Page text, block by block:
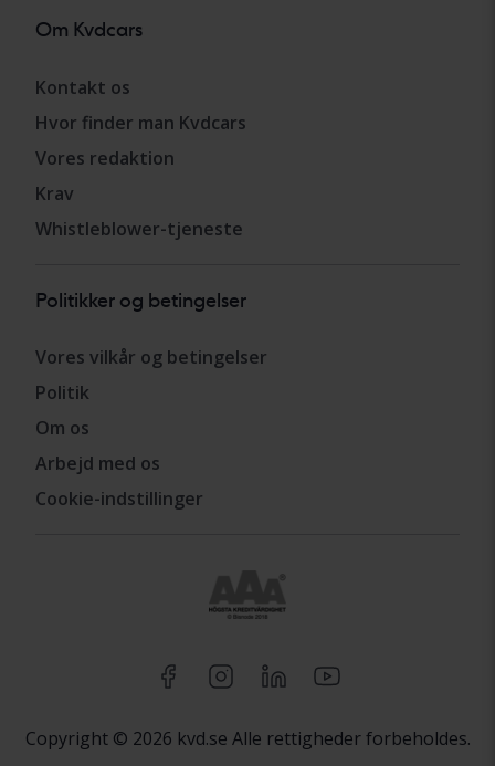
Om Kvdcars
Kontakt os
Hvor finder man Kvdcars
Vores redaktion
Krav
Whistleblower-tjeneste
Politikker og betingelser
Vores vilkår og betingelser
Politik
Om os
Arbejd med os
Cookie-indstillinger
Copyright © 2026 kvd.se Alle rettigheder forbeholdes.